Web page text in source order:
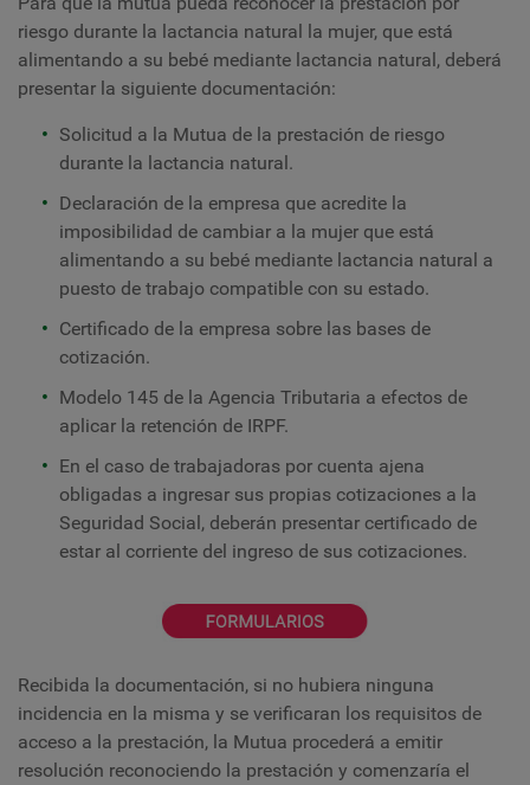
riesgo durante la lactancia natural la mujer, que está
alimentando a su bebé mediante lactancia natural, deberá
presentar la siguiente documentación:
Solicitud a la Mutua de la prestación de riesgo
durante la lactancia natural.
Declaración de la empresa que acredite la
imposibilidad de cambiar a la mujer que está
alimentando a su bebé mediante lactancia natural a
puesto de trabajo compatible con su estado.
Certificado de la empresa sobre las bases de
cotización.
Modelo 145 de la Agencia Tributaria a efectos de
aplicar la retención de IRPF.
En el caso de trabajadoras por cuenta ajena
obligadas a ingresar sus propias cotizaciones a la
Seguridad Social, deberán presentar certificado de
estar al corriente del ingreso de sus cotizaciones.
Recibida la documentación, si no hubiera ninguna
incidencia en la misma y se verificaran los requisitos de
acceso a la prestación, la Mutua procederá a emitir
resolución reconociendo la prestación y comenzaría el